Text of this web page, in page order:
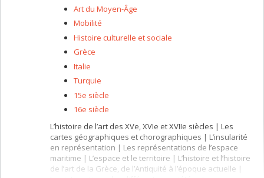
Art du Moyen-Âge
Mobilité
Histoire culturelle et sociale
Grèce
Italie
Turquie
15e siècle
16e siècle
L’histoire de l’art des XVe, XVIe et XVIIe siècles | Les
cartes géographiques et chorographiques | L’insularité
en représentation | Les représentations de l’espace
maritime | L’espace et le territoire | L’histoire et l’histoire
de l’art de la Grèce, de l’Antiquité à l’époque actuelle |